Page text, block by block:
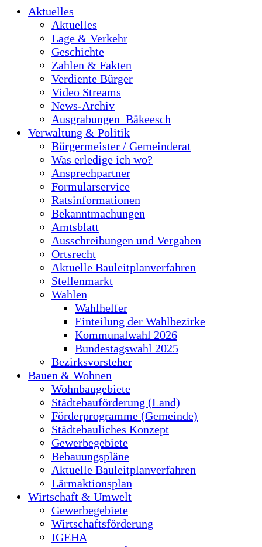
Aktuelles
Aktuelles
Lage & Verkehr
Geschichte
Zahlen & Fakten
Verdiente Bürger
Video Streams
News-Archiv
Ausgrabungen_Bäkeesch
Verwaltung & Politik
Bürgermeister / Gemeinderat
Was erledige ich wo?
Ansprechpartner
Formularservice
Ratsinformationen
Bekanntmachungen
Amtsblatt
Ausschreibungen und Vergaben
Ortsrecht
Aktuelle Bauleitplanverfahren
Stellenmarkt
Wahlen
Wahlhelfer
Einteilung der Wahlbezirke
Kommunalwahl 2026
Bundestagswahl 2025
Bezirksvorsteher
Bauen & Wohnen
Wohnbaugebiete
Städtebauförderung (Land)
Förderprogramme (Gemeinde)
Städtebauliches Konzept
Gewerbegebiete
Bebauungspläne
Aktuelle Bauleitplanverfahren
Lärmaktionsplan
Wirtschaft & Umwelt
Gewerbegebiete
Wirtschaftsförderung
IGEHA